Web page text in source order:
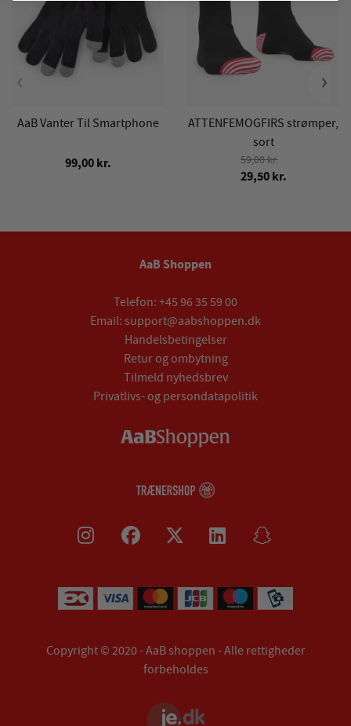
AaB Vanter Til Smartphone
99,00 kr.
ATTENFEMOGFIRS strømper,
sort
59,00 kr.
29,50 kr.
‹ ›
AaB Shoppen
Telefon: +45 96 35 59 00
Email: support@aabshoppen.dk
Handelsbetingelser
Retur og ombytning
Tilmeld nyhedsbrev
Privatlivs- og persondatapolitik
Copyright © 2020 - AaB shoppen - Alle rettigheder
forbeholdes